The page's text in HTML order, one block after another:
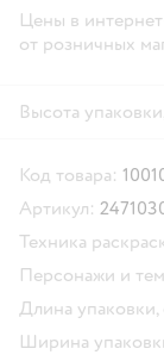
Цены в
от розничных
Высота
Код товара:
Артикул:
Техника
Персонажи и
Длина упаковки,
Ширина